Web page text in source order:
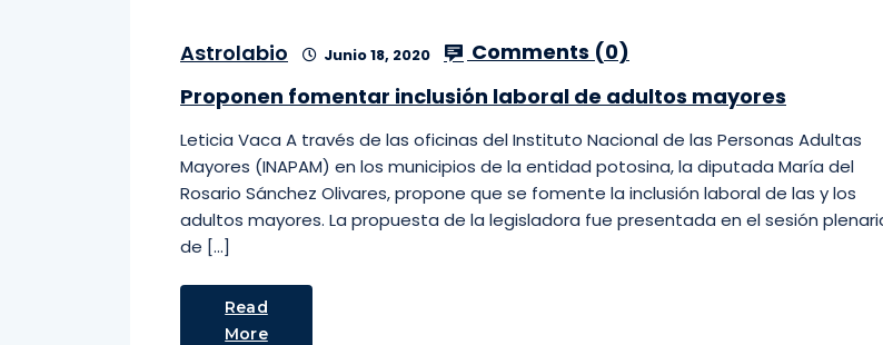
Astrolabio Junio 18, 2020 Comments (0)
Proponen fomentar inclusión laboral de adultos mayores
Leticia Vaca A través de las oficinas del Instituto Nacional de las Personas Adultas
Mayores (INAPAM) en los municipios de la entidad potosina, la diputada María del
Rosario Sánchez Olivares, propone que se fomente la inclusión laboral de las y los
adultos mayores. La propuesta de la legisladora fue presentada en el sesión
de […]
Read
More